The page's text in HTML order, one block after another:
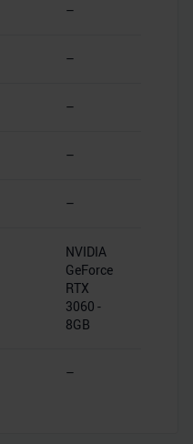
–
–
–
–
–
NVIDIA
GeForce
RTX
3060 -
8GB
–